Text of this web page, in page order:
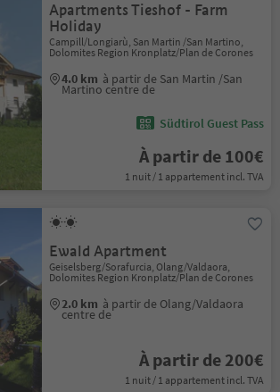
Apartments Tieshof - Farm
Holiday
Campill/Longiarù, San Martin /San Martino,
Dolomites Region Kronplatz/Plan de Corones
4.0 km à partir de San Martin /San
Martino centre de
Südtirol Guest Pass
À partir de 100€
1 nuit / 1 appartement incl. TVA
Ewald Apartment
Geiselsberg/Sorafurcia, Olang/Valdaora,
Dolomites Region Kronplatz/Plan de Corones
2.0 km à partir de Olang/Valdaora
centre de
À partir de 200€
1 nuit / 1 appartement incl. TVA